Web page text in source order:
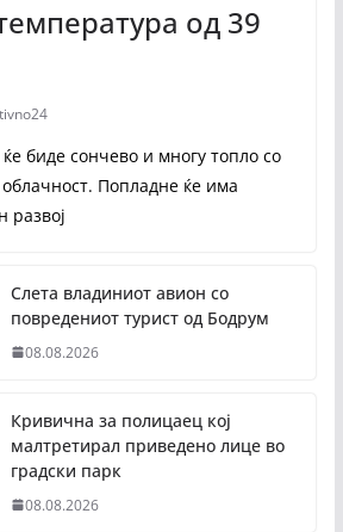
од 39
биде сончево и многу топло со
Попладне ќе има
развој
Слета владиниот авион со
повредениот турист од Бодрум
08.08.2026
Кривична за полицаец кој
малтретирал приведено лице во
градски парк
08.08.2026